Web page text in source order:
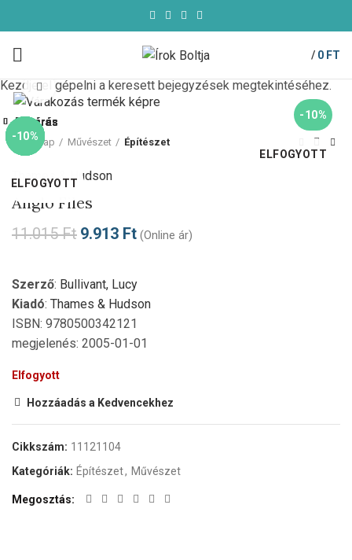
/ 0 FT
-10%
ELFOGYOTT
Click to enlarge
Kezdőlap Művészet Építészet
Thames & Hudson
Anglo Files
11.015Ft 9.913 Ft (Online ár)
Szerző: Bullivant, Lucy
Kiadó: Thames & Hudson
ISBN: 9780500342121
megjelenés: 2005-01-01
Elfogyott
Hozzáadás a Kedvencekhez
Cikkszám: 11121104
Kategóriák: Építészet, Művészet
Megosztás
-10%
Bezárás
-10%
Bezárás
-10%
Bezárás
-10%
ELFOGYOTT
Bezárás
-10%
ELFOGYOTT
Bezárás
-69%
Bezárás
Bezárás
-10%
Bezárás
Kezdje el gépelni a keresett bejegyzések megtekintéséhez.